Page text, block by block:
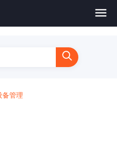
备管理